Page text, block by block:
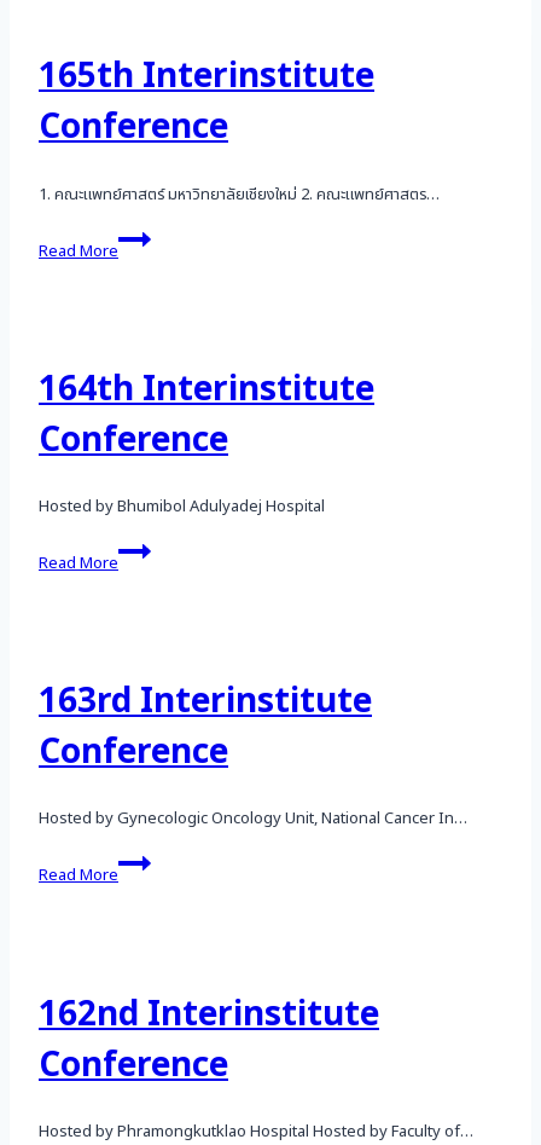
165th Interinstitute
Conference
1. คณะแพทย์ศาสตร์ มหาวิทยาลัยเชียงใหม่ 2. คณะแพทย์ศาสตร…
Read More
165th
Interinstitute
164th Interinstitute
Conference
Hosted by Bhumibol Adulyadej Hospital
Read More
164th
Interinstitute
163rd Interinstitute
Conference
Hosted by Gynecologic Oncology Unit, National Cancer In…
Read More
163rd
Interinstitute
162nd Interinstitute
Conference
Hosted by Phramongkutklao Hospital Hosted by Faculty of…